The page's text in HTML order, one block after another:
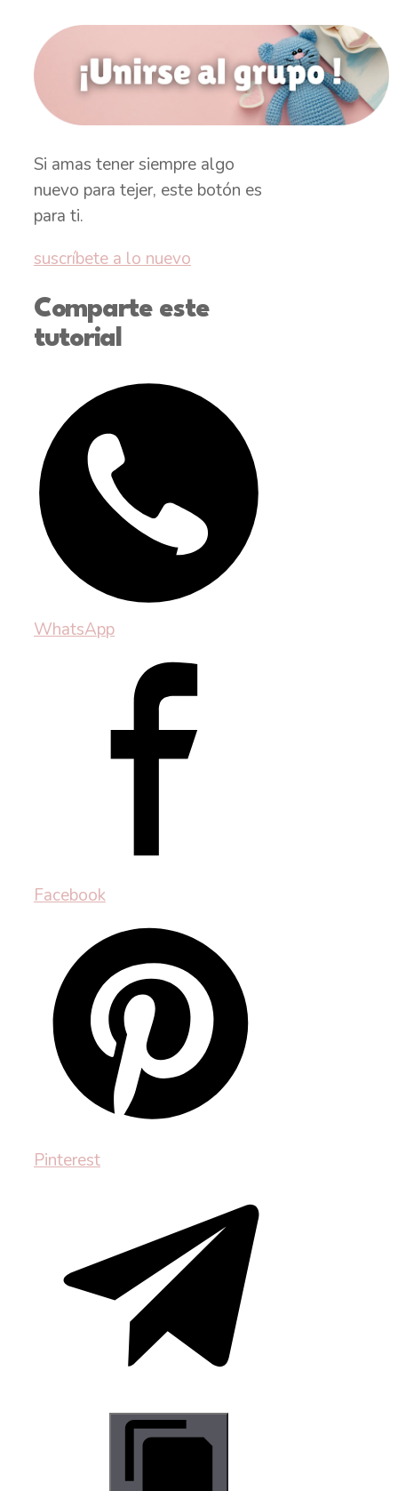
Si amas tener siempre algo
nuevo para tejer, este botón es
para ti.
suscríbete a lo nuevo
Comparte este
tutorial
WhatsApp
Facebook
Pinterest